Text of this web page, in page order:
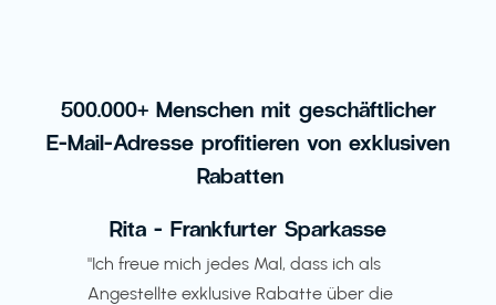
500.000+ Menschen mit geschäftlicher
E-Mail-Adresse profitieren von exklusiven
Rabatten
Rita - Frankfurter Sparkasse
"Ich freue mich jedes Mal, dass ich als
Angestellte exklusive Rabatte über die